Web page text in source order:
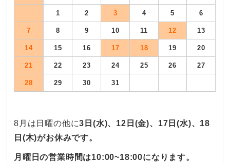
1 2 3 4 5 6
7 8 9 10 11 12 13
14 15 16 17 18 19 20
21 22 23 24 25 26 27
28 29 30 31
8月は日曜の他に3 日(水)、12日(金)、17 日(水)、 18
日(木)がお休みです。
月曜日の営業時間は10:00~18:00になります。